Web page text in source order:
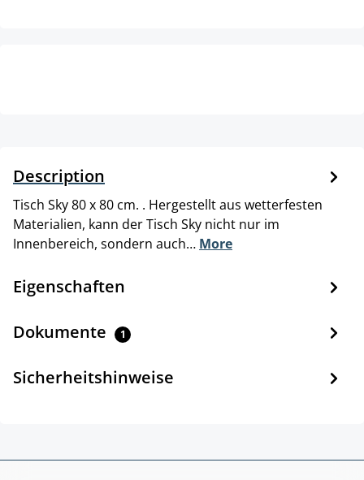
Description
Tisch Sky 80 x 80 cm. . Hergestellt aus wetterfesten
Materialien, kann der Tisch Sky nicht nur im
Innenbereich, sondern auch… More
Eigenschaften
Dokumente 1
Sicherheitshinweise